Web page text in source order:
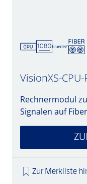
VisionXS-
Rechnermodul
Signalen auf
Zur Merkliste